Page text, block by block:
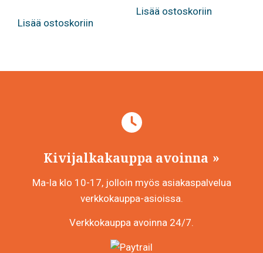
Lisää ostoskoriin
Lisää ostoskoriin
Kivijalkakauppa avoinna
Ma-la klo 10-17, jolloin myös asiakaspalvelua
verkkokauppa-asioissa.
Verkkokauppa avoinna 24/7.